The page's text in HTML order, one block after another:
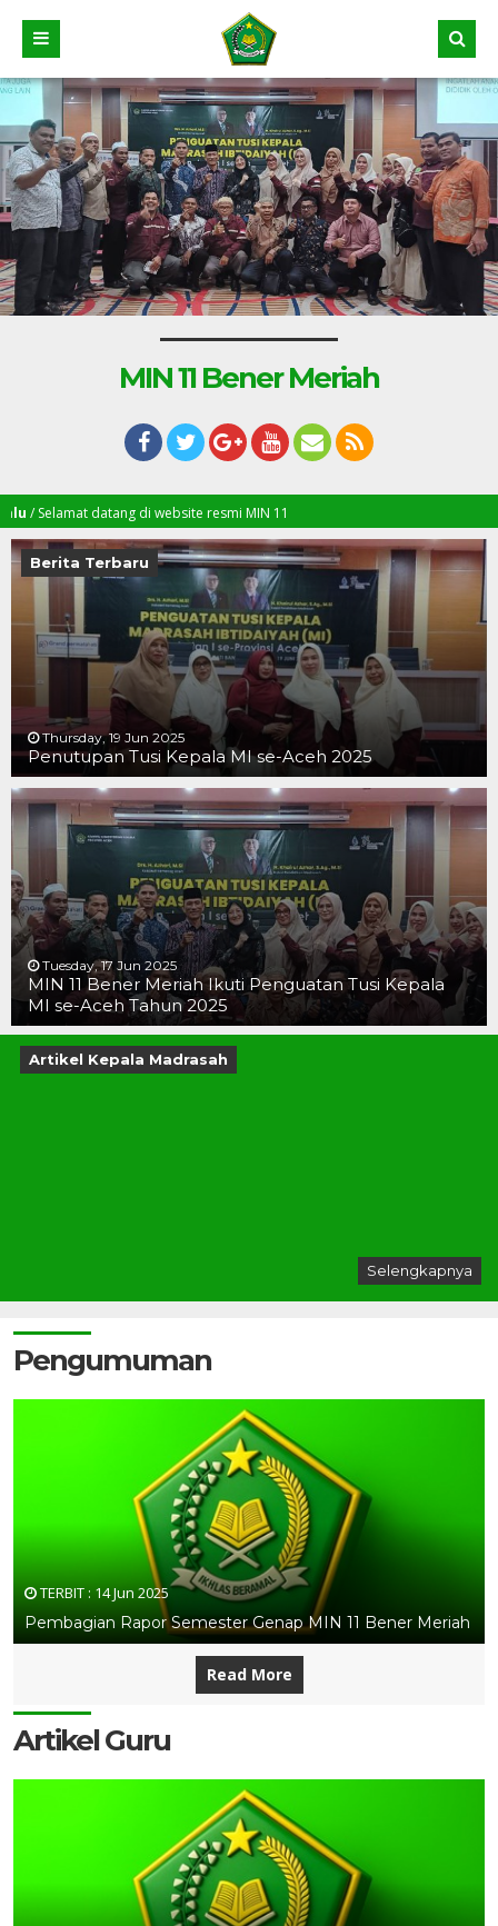
MIN 11 Bener Meriah
datang di website resmi MIN 11
Berita Terbaru
Thursday, 19 Jun 2025
Penutupan Tusi Kepala MI se-Aceh 2025
Tuesday, 17 Jun 2025
MIN 11 Bener Meriah Ikuti Penguatan Tusi Kepala
MI se-Aceh Tahun 2025
Artikel Kepala Madrasah
Selengkapnya
Pengumuman
TERBIT : 14 Jun 2025
Pembagian Rapor Semester Genap MIN 11 Bener Meriah
Read More
Artikel Guru
19 JUN 2025
19 JUN 2025
16 JUN 2025